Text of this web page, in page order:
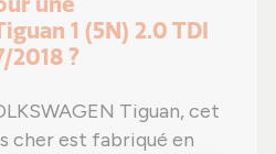
1 (5N) 2.0 TDI
2018 ?
Tiguan, cet
cher est fabriqué en